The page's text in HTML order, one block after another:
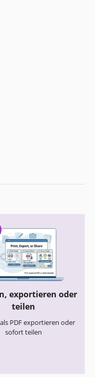
exportieren oder
teilen
PDF exportieren oder
sofort teilen